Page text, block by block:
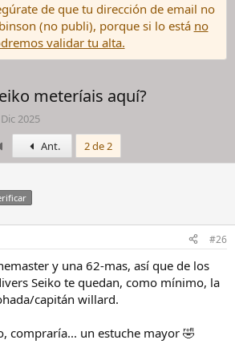
de que tu dirección de email no
(no publi), porque si lo está no
validar tu alta.
meteríais aquí?
2025
PrimeroAnt. 2 de 2
#26
y una 62-mas, así que de los
Seiko te quedan, como mínimo, la
capitán willard.
compraría... un estuche mayor 🤣